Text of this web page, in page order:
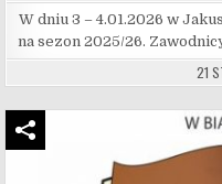
W dniu 3 – 4.01.2026 w
na sezon 2025/26.
21